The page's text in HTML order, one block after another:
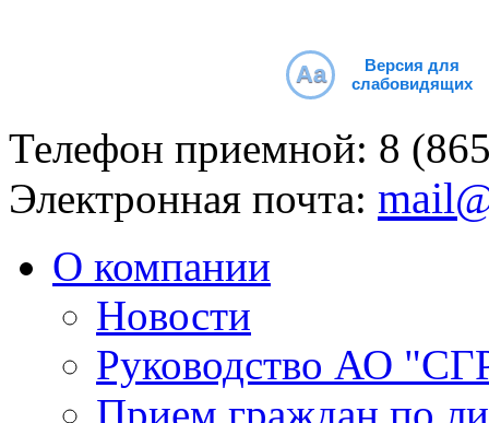
Aa
Версия для
слабовидящих
Телефон приемной: 8
Электронная почта:
О компании
Новости
Руководство АО
Прием граждан по